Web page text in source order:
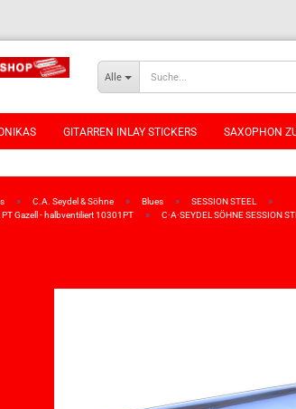
Alle
GITARREN INLAY STICKERS SAXOPHON
» C.A. Seydel & Söhne » Blues » SESSION STEEL »
PT Gazell - halbventiliert 10301PT » C·A·SEYDEL SÖHNE SESSION